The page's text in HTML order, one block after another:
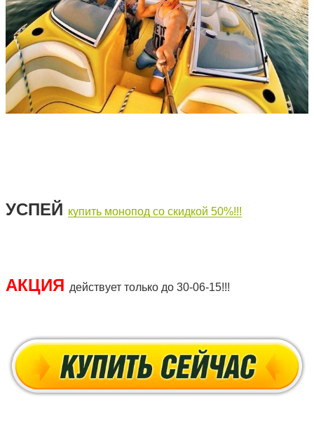
УСПЕЙ купить монопод со скидкой 50%!!!
АКЦИЯ действует только до 30-06-15!!!